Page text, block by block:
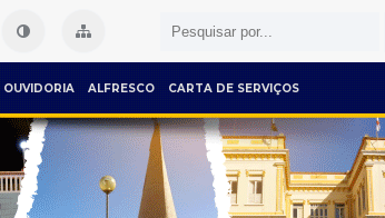
OUVIDORIA ALFRESCO CARTA DE SERVIÇOS